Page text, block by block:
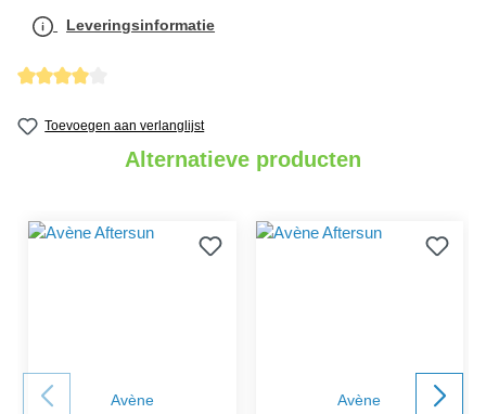
Leveringsinformatie
Toevoegen aan verlanglijst
Alternatieve producten
Avène Avène